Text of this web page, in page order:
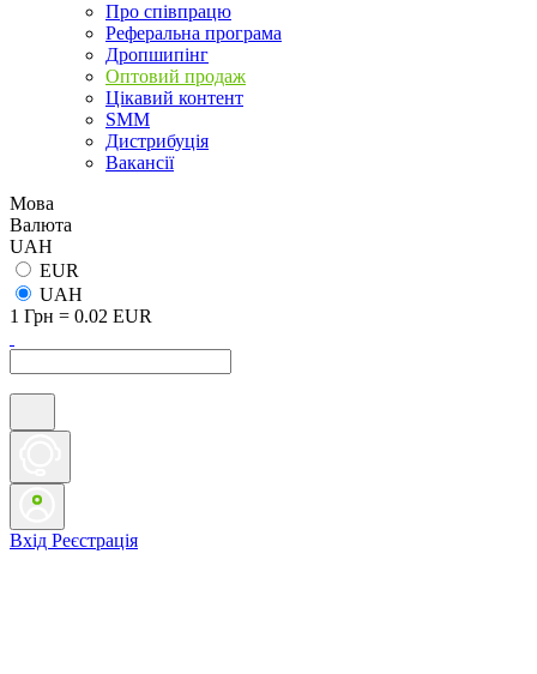
Про співпрацю
Реферальна програма
Дропшипінг
Оптовий продаж
Цікавий контент
SMM
Дистрибуція
Вакансії
Мова
Валюта
UAH
EUR
UAH
1 Грн = 0.02 EUR
Вхід Реєстрація